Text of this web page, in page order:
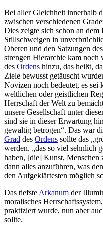
Bei aller Gleichheit innerhalb
zwischen verschiedenen
Dies zeigte sich schon an
Stillschweigen in
Oberen und den Satzungen des
strengen Hierarchie kam noch
des Ordens hinzu, das heißt,
Ziele bewusst getäuscht
Novizen noch bedeutet, es sei
weltlichen oder geistlichen
Herrschaft der Welt zu
unsere Gesellschaft unter
sind sie in dieser Erwartung
gewaltig betrogen“. Das war
Grad des Ordens sollte das
werden, „das so viel sehnlich
haben, [die] Kunst, Menschen
dann alles anzuführen, was
den Aufgeklärtesten möglich
Das tiefste Arkanum der
moralisches
praktiziert wurde, nun aber
sollte.